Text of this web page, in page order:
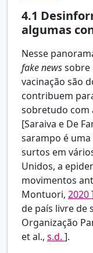
4.1
algumas
Nesse
fake newssobre
vacinação são
contribuem
sobretudo com
[Saraiva e De
sarampo é
surtos em
Unidos, a
movimentos
Montuori, 2020
de país livre de
Organização
et al., s.d. ].